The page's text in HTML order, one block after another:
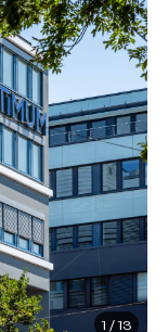
1 /13
Nachricht
wählen
(optional)